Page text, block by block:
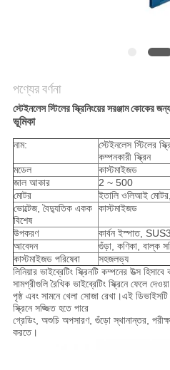
পণ্যের বর্ণনা
স্টেইনলেস স্টিলের স্ক্রিনিংয়ের সরঞ্জাম কোকের
ভূমিকা
নাম:
স্টেইনলেস স্টিলের
কম্পনকারী স্ক্রিন
মডেল
কাস্টমাইজড
জাল আকার
2 ~ 500
মোটর
ইতালি ওলিআই
ভোল্টেজ, বৈদ্যুতিক একক
বিশেষ
কাস্টমাইজড
উপকরণ
কার্বন ইস্পাত,
আবেদন
গুঁড়া, কণিকা, বাল্ক
কাস্টমাইজড পরিষেবা
সহজলভ্য
লিনিয়ার ভাইব্রেটিং স্ক্রিনটি কম্পনের উত্স
সামগ্রীগুলি রৈখিক ভাইব্রেটিং স্ক্রিনে ফেলে
পৃষ্ঠ এবং সামনে খেলা সোজা রেখা।এই ডিভাইসটি
স্ক্রিনে সজ্জিত হতে পারে
গ্রেডিং, অশুচি অপসারণ, গুঁড়ো স্থানান্তর,
করতে।